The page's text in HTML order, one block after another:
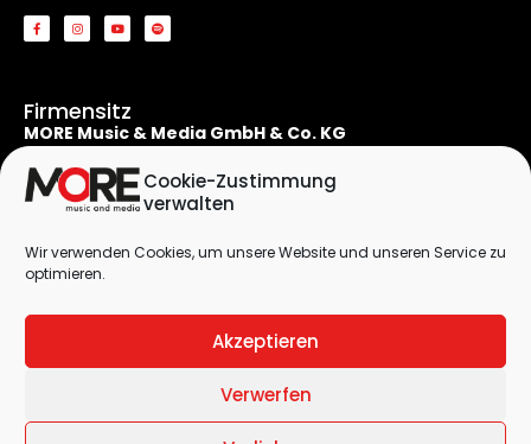
Cookie-Zustimmung
verwalten
Wir verwenden Cookies, um unsere Website und unseren Service zu
optimieren.
Akzeptieren
Verwerfen
Firmensitz
MORE Music & Media GmbH & Co. KG
Apostelnstraße 19
50667 Köln
Deutschland
Rechtliches
Kontaktformular
Datenschutzerklärung